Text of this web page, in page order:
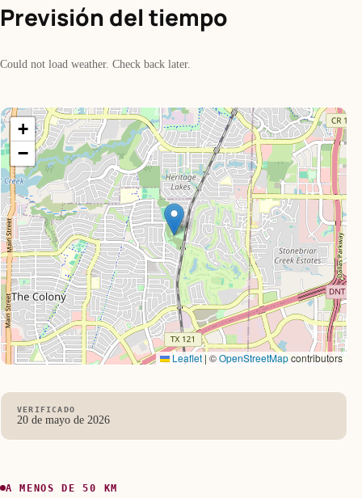
Previsión del tiempo
Could not load weather. Check back later.
+
−
Leaflet | ©OpenStreetMapcontributors
VERIFICADO
20 de mayo de 2026
A MENOS DE 50 KM